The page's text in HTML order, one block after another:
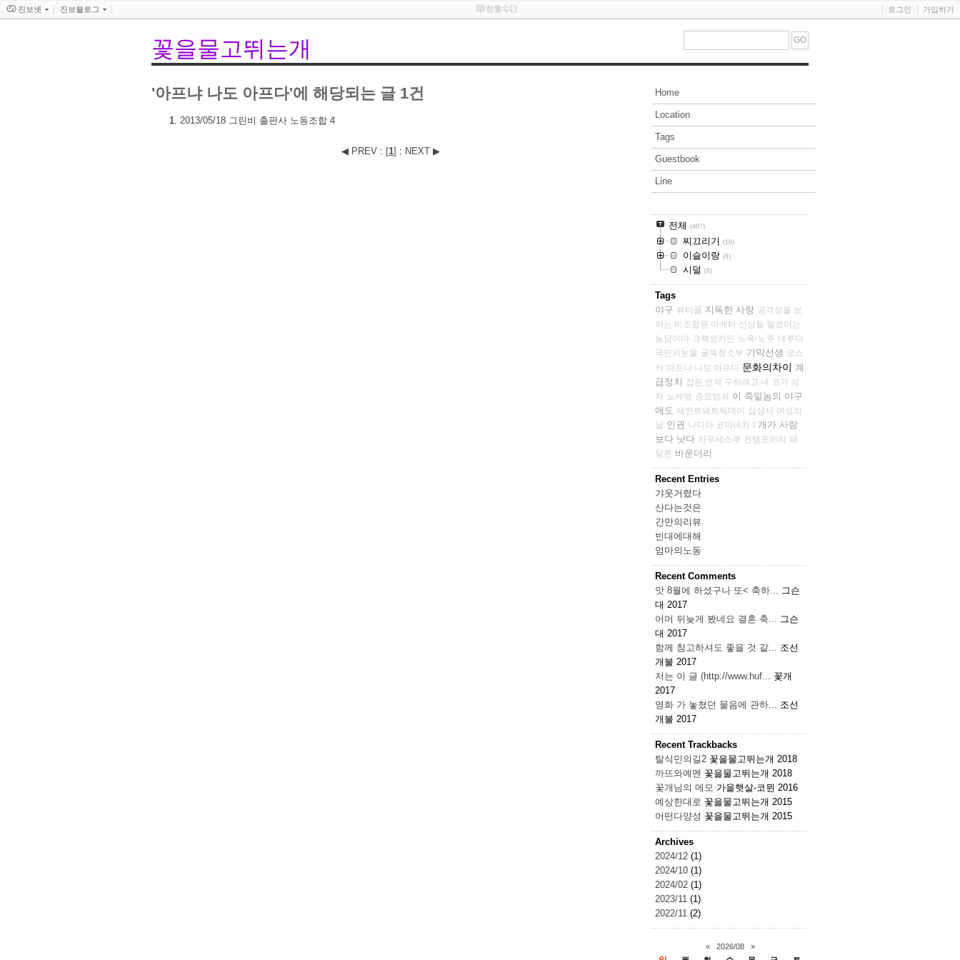
꽃을물고뛰는개
'아프냐 나도 아프다'에 해당되는 글 1건
2013/05/18 그린비 출판사 노동조합 4
◀ PREV : [1] : NEXT ▶
Home
Location
Tags
Guestbook
Line
전체 (407)
찌끄리기 (10)
이슬이랑 (0)
시덜 (0)
Tags
야구 뷰티풀 지독한 사랑 공격성을 보
이는 비조합원 마케터 신상을 털겠어는
농담이야 크랙코카인 노욕-노추 네루다
국민의눈물 굴뚝청소부 기믹선생 오스
카
아프냐 나도 아프다 문화의차이 계
급정치
잡은 언제 구하려고 내 코가 석
자
노세범 증오범죄 이 죽일놈의 야구
애도 세인트패트릭데이 십상시
여성의
날 인권 나디아 코마네치
개가 사람
보다 낫다 차우세스쿠 컨템포러리
패
딩튼 바운더리
Recent Entries
갸웃거렸다
산다는것은
간만의리뷰
빈대에대해
엄마의노동
Recent Comments
앗 8월에 하셨구나 또< 축하... 그슨
대 2017
어머 뒤늦게 봤네요 결혼 축... 그슨
대 2017
함께 참고하셔도 좋을 것 같... 조선
개불 2017
저는 이 글 (http://www.huf... 꽃개
2017
영화 가 놓쳤던 물음에 관하... 조선
개불 2017
Recent Trackbacks
탈식민의길2 꽃을물고뛰는개 2018
까뜨와예멘 꽃을물고뛰는개 2018
꽃개님의 메모 가을햇살-코뮌 2016
예상한대로 꽃을물고뛰는개 2015
어떤다양성 꽃을물고뛰는개 2015
Archives
2024/12 (1)
2024/10 (1)
2024/02 (1)
2023/11 (1)
2022/11 (2)
« 2026/08 »
진보넷 진보블로그 로그인 가입하기